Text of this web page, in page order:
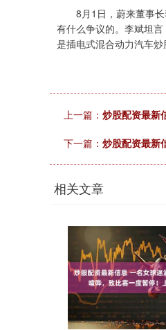
8月1日，蔚来董事长
有什么争议的。李斌坦
是插电式混合动力汽车
上一篇： 炒股配资最新
下一篇： 炒股配资最新
相关文章